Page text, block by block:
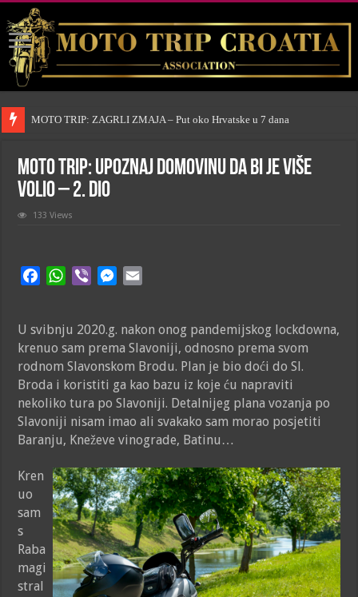
MOTO TRIP: ZAGRLI ZMAJA – Put oko Hrvatske u 7 dana
MOTO TRIP: Upoznaj domovinu da bi je više
volio – 2. dio
133 Views
e
b
o
o
k
W
t
s
A
p
p
e
r
M
s
e
n
g
e
r
i
l
U svibnju 2020.g. nakon onog pandemijskog lockdowna,
krenuo sam prema Slavoniji, odnosno prema svom
rodnom Slavonskom Brodu. Plan je bio doći do Sl.
Broda i koristiti ga kao bazu iz koje ću napraviti
nekoliko tura po Slavoniji. Detalnijeg plana vozanja po
Slavoniji nisam imao ali svakako sam morao posjetiti
Baranju, Kneževe vinograde, Batinu…
Kren
uo
sam
s
Raba
magi
stral